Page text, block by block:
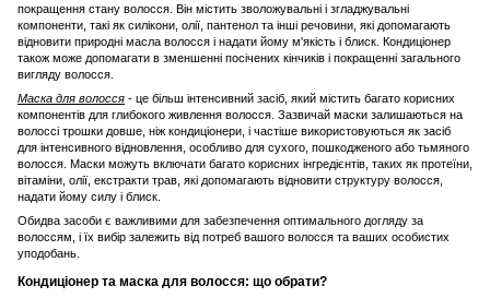
покращення стану волосся. Він містить зволожувальні і згладжувальні
компоненти, такі як силікони, олії, пантенол та інші речовини, які допомагають
відновити природні масла волосся і надати йому м'якість і блиск. Кондиціонер
також може допомагати в зменшенні посічених кінчиків і покращенні загального
вигляду волосся.
Маска для волосся - це більш інтенсивний засіб, який містить багато корисних
компонентів для глибокого живлення волосся. Зазвичай маски залишаються на
волоссі трошки довше, ніж кондиціонери, і частіше використовуються як засіб
для інтенсивного відновлення, особливо для сухого, пошкодженого або тьмяного
волосся. Маски можуть включати багато корисних інгредієнтів, таких як протеїни,
вітаміни, олії, екстракти трав, які допомагають відновити структуру волосся,
надати йому силу і блиск.
Обидва засоби є важливими для забезпечення оптимального догляду за
волоссям, і їх вибір залежить від потреб вашого волосся та ваших особистих
уподобань.
Кондиціонер та маска для волосся: що обрати?